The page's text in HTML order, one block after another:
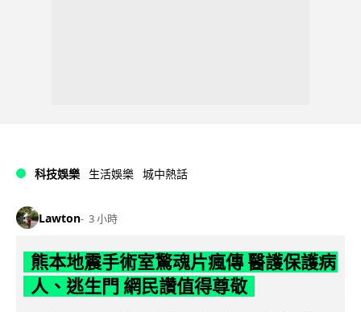
科技娛樂 生活娛樂 城中熱話
Lawton 3 小時
熊本地震手術室驚魂片瘋傳 醫護保護病
人、逃生門 網民讚值得尊敬